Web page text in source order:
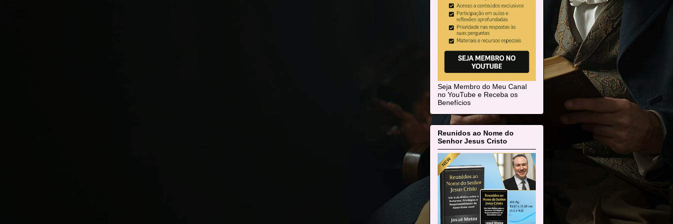
Seja Membro do Meu Canal
no YouTube e Receba os
Benefícios
Reunidos ao Nome do
Senhor Jesus Cristo